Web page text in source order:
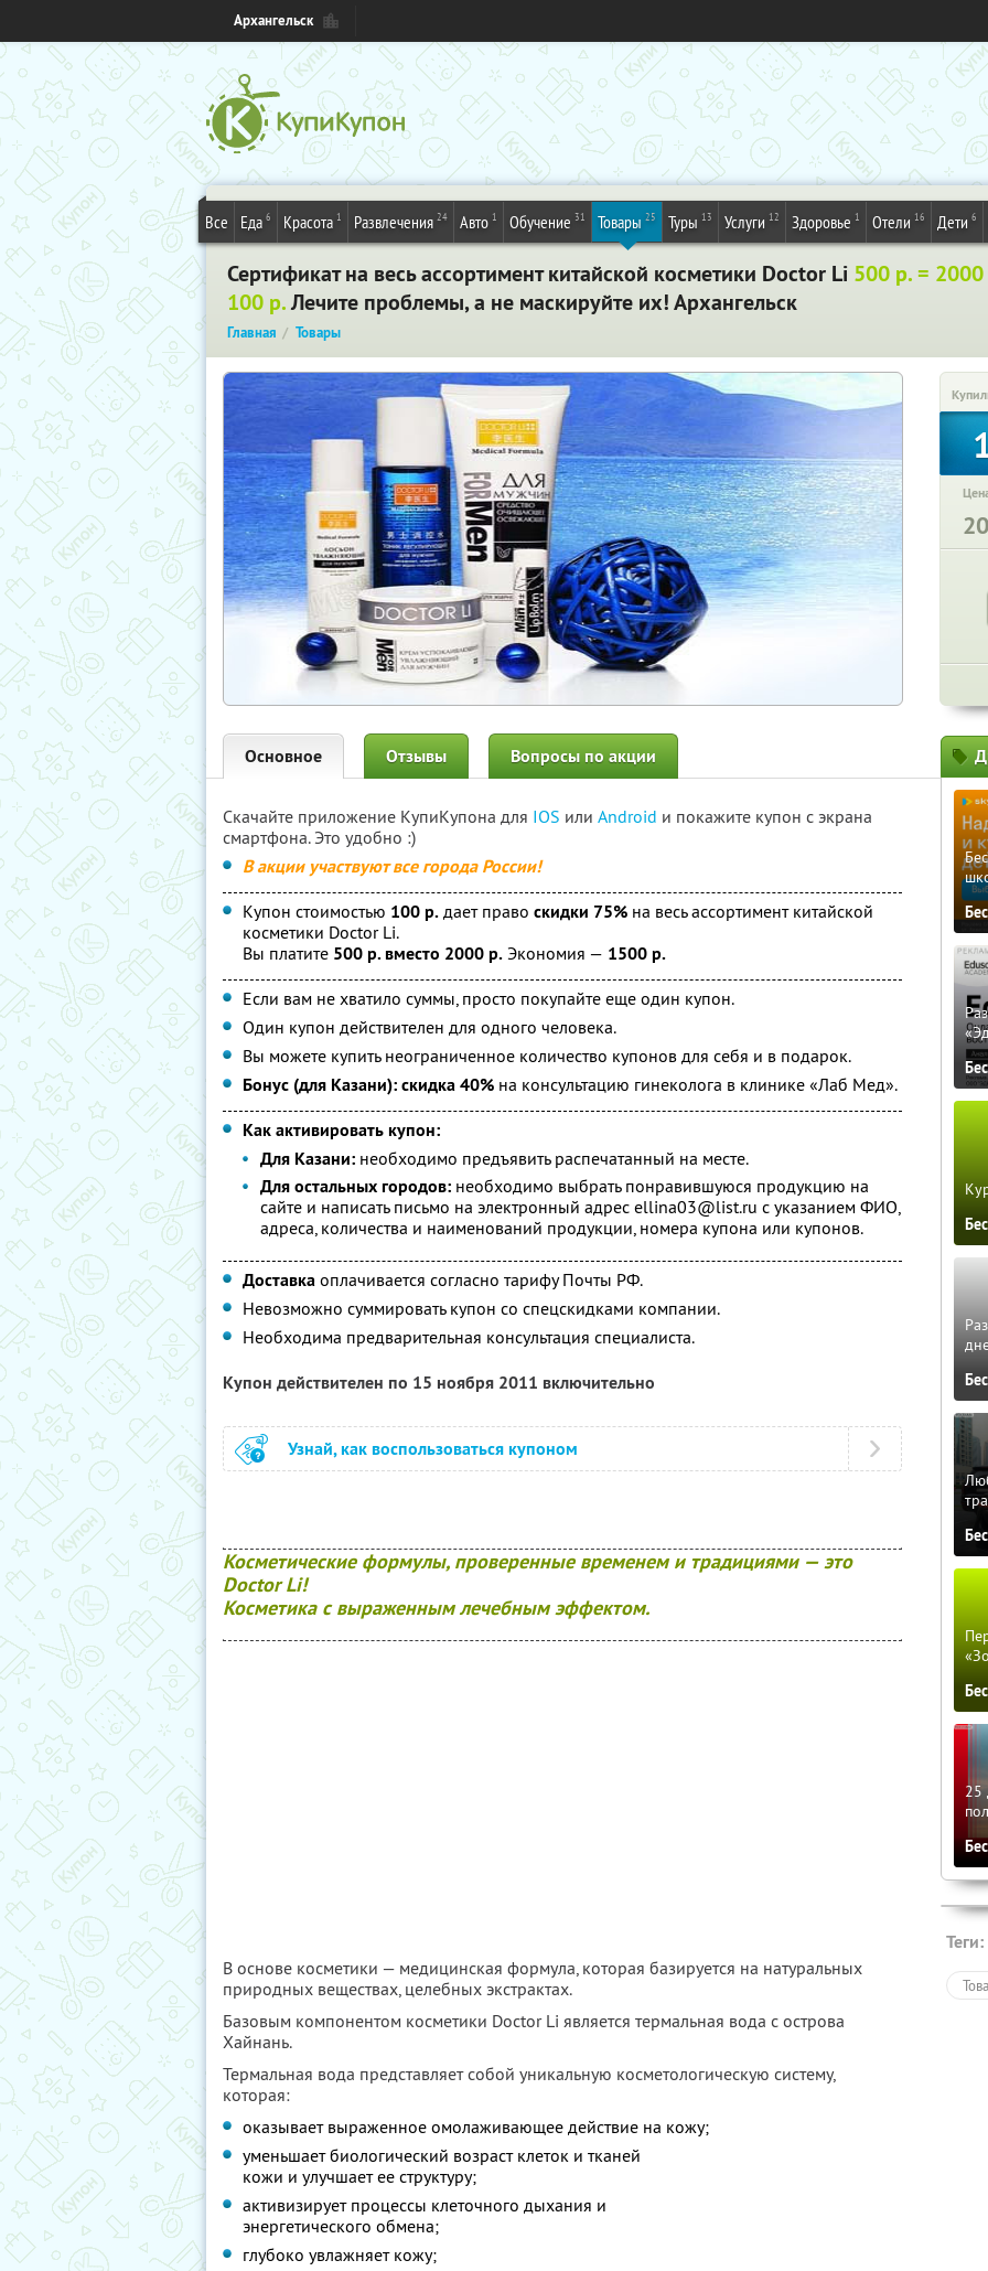
Архангельск
Все Еда 6 Красота 1 Развлечения 24 Авто 1 Обучение 31 Товары 25 Туры 13 Услуги 12 Здоровье 1 Отели 16 Дети 6
Сертификат на весь ассортимент китайской косметики Doctor Li 500 р. =
100 р.Лечите проблемы, а не маскируйте их! Архангельск
Главная Товары
Основное Отзывы Вопросы по акции
Скачайте приложение КупиКупона для IOS или Android и покажите купон с экрана
смартфона. Это удобно :)
В акции участвуют все города России!
Купон стоимостью 100 р. дает право скидки 75% на весь ассортимент китайской
косметики Doctor Li.
Вы платите 500 р. вместо 2000 р. Экономия — 1500 р.
Если вам не хватило суммы, просто покупайте еще один купон.
Один купон действителен для одного человека.
Вы можете купить неограниченное количество купонов для себя и в подарок.
Бонус (для Казани): скидка 40% на консультацию гинеколога в клинике «Лаб Мед».
Как активировать купон:
Для Казани: необходимо предъявить распечатанный на месте.
Для остальных городов: необходимо выбрать понравившуюся продукцию на
сайте и написать письмо на электронный адрес ellina03@list.ru с указанием ФИО,
адреса, количества и наименований продукции, номера купона или купонов.
Доставка оплачивается согласно тарифу Почты РФ.
Невозможно суммировать купон со спецскидками компании.
Необходима предварительная консультация специалиста.
Купон действителен по 15 ноября 2011 включительно
Узнай, как воспользоваться купоном
Косметические формулы, проверенные временем и традициями — это
Doctor Li!
Косметика с выраженным лечебным эффектом.
В основе косметики — медицинская формула, которая базируется на натуральных
природных веществах, целебных экстрактах.
Базовым компонентом косметики Doctor Li является термальная вода с острова
Хайнань.
Термальная вода представляет собой уникальную косметологическую систему,
которая:
оказывает выраженное омолаживающее действие на кожу;
уменьшает биологический возраст клеток и тканей
кожи и улучшает ее структуру;
активизирует процессы клеточного дыхания и
энергетического обмена;
глубоко увлажняет кожу;
25
Теги: